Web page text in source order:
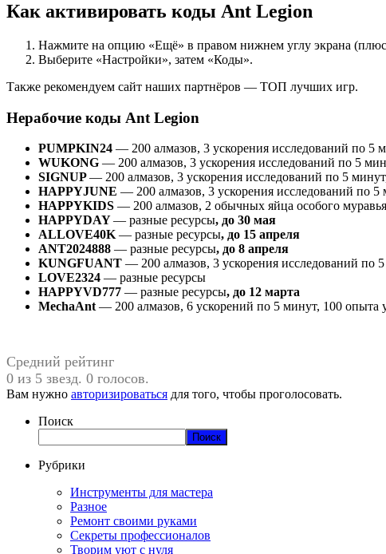
Как активировать коды Ant Legion
Нажмите на опцию «Ещё» в правом нижнем углу экрана
Выберите «Настройки», затем «Коды».
Также рекомендуем сайт наших партнёров — ТОП лучших игр.
Нерабочие коды Ant Legion
PUMPKIN24 — 200 алмазов, 3 ускорения исследований по 5
WUKONG — 200 алмазов, 3 ускорения исследований по 5
SIGNUP— 200 алмазов, 3 ускорения исследований по 5
HAPPYJUNE — 200 алмазов, 3 ускорения исследований по 5
HAPPYKIDS — 200 алмазов, 2 обычных яйца особого
HAPPYDAY— разные ресурсы, до 30 мая
ALLOVE40K— разные ресурсы, до 15 апреля
ANT2024888 — разные ресурсы, до 8 апреля
KUNGFUANT — 200 алмазов, 3 ускорения исследований по
LOVE2324 — разные ресурсы
HAPPYVD777 — разные ресурсы, до 12 марта
MechaAnt— 200 алмазов, 6 ускорений по 5 минут, 100 опыта
Средний рейтинг
0 из 5 звезд. 0 голосов.
Вам нужно авторизироваться для того, чтобы проголосовать.
Поиск
Поиск
Рубрики
Инструменты для мастера
Разное
Ремонт своими руками
Секреты профессионалов
Творим уют с нуля